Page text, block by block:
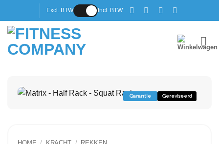
inhoud
Excl. BTW Incl. BTW
Garantie Gereviseerd